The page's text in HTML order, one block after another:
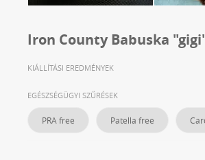
Iron County Babuska
KIÁLLÍTÁSI EREDMÉNYEK
EGÉSZSÉGÜGYI SZŰRÉSEK
PRA free Patella free